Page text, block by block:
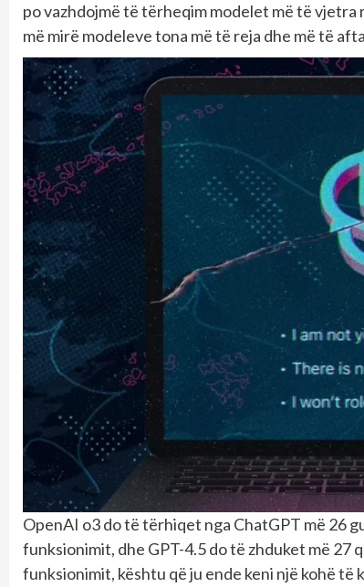
po vazhdojmë të tërheqim modelet më të vjetra
më mirë modeleve tona më të reja dhe më të
OpenAI o3 do të tërhiqet nga ChatGPT më 26
funksionimit, dhe GPT-4.5 do të zhduket më
funksionimit, kështu që ju ende keni një kohë